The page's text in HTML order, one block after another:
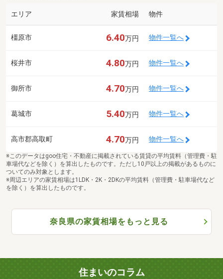
エリア 家賃相場 物件
橿原市 6.40万円 物件一覧へ
桜井市 4.80万円 物件一覧へ
御所市 4.70万円 物件一覧へ
葛城市 5.40万円 物件一覧へ
高市郡高取町 4.70万円 物件一覧へ
※このデータはgoo住宅・不動産に掲載されている賃貸の平均賃料（管理費・駐
車場代などを除く）を算出したものです。ただし10戸以上の掲載があるものに
ついてのみ対象とします。
※周辺エリアの家賃相場は1LDK・2K・2DKの平均賃料（管理費・駐車場代など
を除く）を算出したものです。
奈良県の家賃相場をもっと見る
住まいのコラム